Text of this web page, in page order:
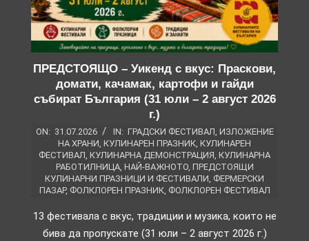
ПРЕДСТОЯЩО – Уикенд с вкус: Праскови,
домати, качамак, картофи и гайди
събират България (31 юли – 2 август 2026
г.)
ON: 31.07.2026 IN: ГРАДСКИ ФЕСТИВАЛ, ИЗЛОЖЕНИЕ
НА ХРАНИ, КУЛИНАРЕН ПРАЗНИК, КУЛИНАРЕН
ФЕСТИВАЛ, КУЛИНАРНА ДЕМОНСТРАЦИЯ, КУЛИНАРНА
РАБОТИЛНИЦА, НАЙ-ВАЖНОТО, ПРЕДСТОЯЩИ
КУЛИНАРНИ ПРАЗНИЦИ И ФЕСТИВАЛИ, ФЕРМЕРСКИ
ПАЗАР, ФОЛКЛОРЕН ПРАЗНИК, ФОЛКЛОРЕН ФЕСТИВАЛ
13 фестивала с вкус, традиции и музика, които не
бива да пропускате (31 юли – 2 август 2026 г.)